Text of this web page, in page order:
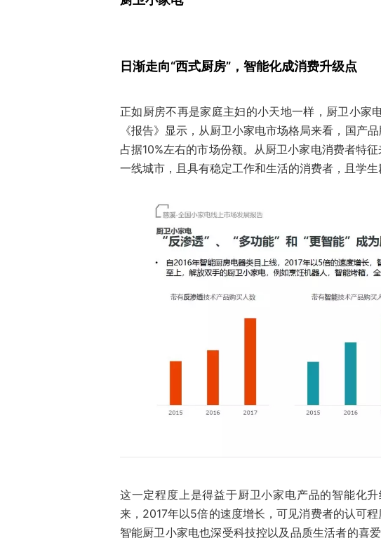
日渐走向“西式厨房”，智能化成消费升级点
正如厨房不再是家庭主妇的小天地一样，厨卫小家
《报告》显示，从厨卫小家电市场格局来看，国产
占据10%左右的市场份额。从厨卫小家电消费者特
一线城市，且具有稳定工作和生活的消费者，且学生
这一定程度上是得益于厨卫小家电产品的智能化
来，2017年以5倍的速度增长，可见消费者的认可
智能厨卫小家电也深受科技控以及品质生活者的喜